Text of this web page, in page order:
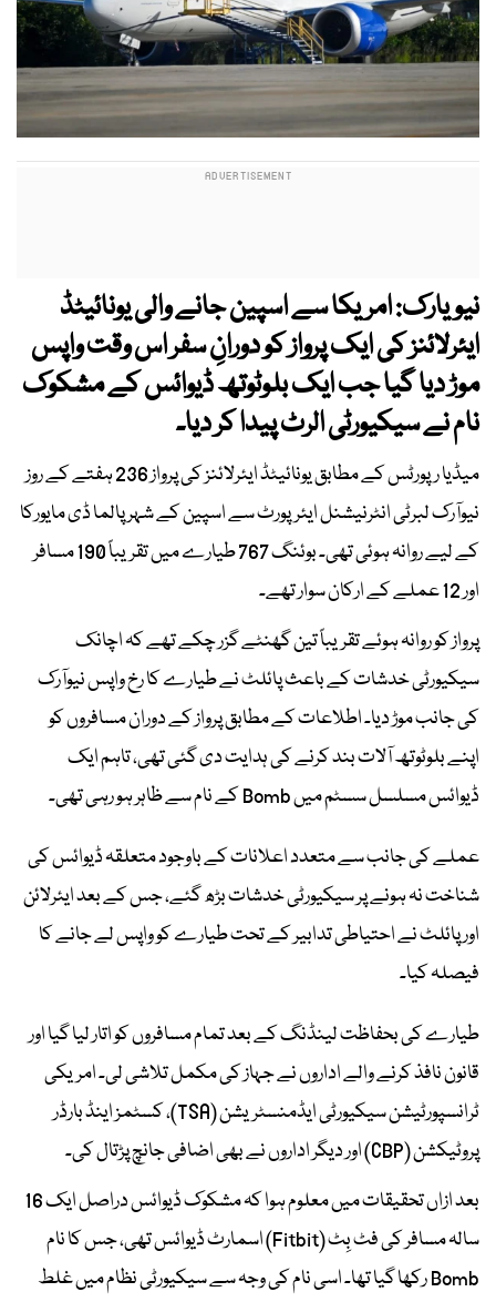
نیویارک: امریکا سے اسپین جانے والی یونائیٹڈ
ایئرلائنز کی ایک پرواز کو دورانِ سفر اس وقت واپس
موڑ دیا گیا جب ایک بلوٹوتھ ڈیوائس کے مشکوک
نام نے سیکیورٹی الرٹ پیدا کر دیا۔
میڈیا رپورٹس کے مطابق یونائیٹڈ ایئرلائنز کی پرواز 236 ہفتے کے روز
نیوآرک لبرٹی انٹرنیشنل ایئرپورٹ سے اسپین کے شہر پالما ڈی مایورکا
کے لیے روانہ ہوئی تھی۔ بوئنگ 767 طیارے میں تقریباً 190 مسافر
اور 12 عملے کے ارکان سوار تھے۔
پرواز کو روانہ ہوئے تقریباً تین گھنٹے گزر چکے تھے کہ اچانک
سیکیورٹی خدشات کے باعث پائلٹ نے طیارے کا رخ واپس نیوآرک
کی جانب موڑ دیا۔ اطلاعات کے مطابق پرواز کے دوران مسافروں کو
اپنے بلوٹوتھ آلات بند کرنے کی ہدایت دی گئی تھی، تاہم ایک
ڈیوائس مسلسل سسٹم میں Bomb کے نام سے ظاہر ہو رہی تھی۔
عملے کی جانب سے متعدد اعلانات کے باوجود متعلقہ ڈیوائس کی
شناخت نہ ہونے پر سیکیورٹی خدشات بڑھ گئے، جس کے بعد ایئرلائن
اور پائلٹ نے احتیاطی تدابیر کے تحت طیارے کو واپس لے جانے کا
فیصلہ کیا۔
طیارے کی بحفاظت لینڈنگ کے بعد تمام مسافروں کو اتار لیا گیا اور
قانون نافذ کرنے والے اداروں نے جہاز کی مکمل تلاشی لی۔ امریکی
ٹرانسپورٹیشن سیکیورٹی ایڈمنسٹریشن (TSA)، کسٹمز اینڈ بارڈر
پروٹیکشن (CBP) اور دیگر اداروں نے بھی اضافی جانچ پڑتال کی۔
بعد ازاں تحقیقات میں معلوم ہوا کہ مشکوک ڈیوائس دراصل ایک 16
سالہ مسافر کی فٹ بِٹ (Fitbit) اسمارٹ ڈیوائس تھی، جس کا نام
Bomb رکھا گیا تھا۔ اسی نام کی وجہ سے سیکیورٹی نظام میں غلط